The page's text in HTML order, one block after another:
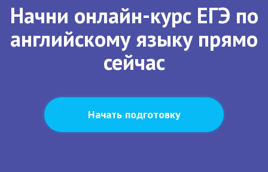
Начни онлайн-курс ЕГЭ по
английскому языку прямо
сейчас
Начать подготовку